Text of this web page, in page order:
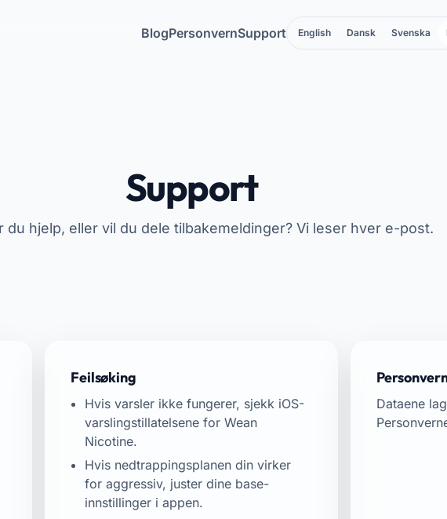
BlogPersonvernSupport English Dansk Svenska
Support
du hjelp, eller vil du dele tilbakemeldinger? Vi leser hver e-post.
Feilsøking
Hvis varsler ikke fungerer, sjekk iOS-
varslingstillatelsene for Wean
Nicotine.
Hvis nedtrappingsplanen din virker
for aggressiv, juster dine base-
innstillinger i appen.
Dataene